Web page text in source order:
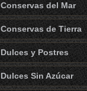
Conservas del Mar
Conservas de Tierra
Dulces y Postres
Dulces Sin Azúcar